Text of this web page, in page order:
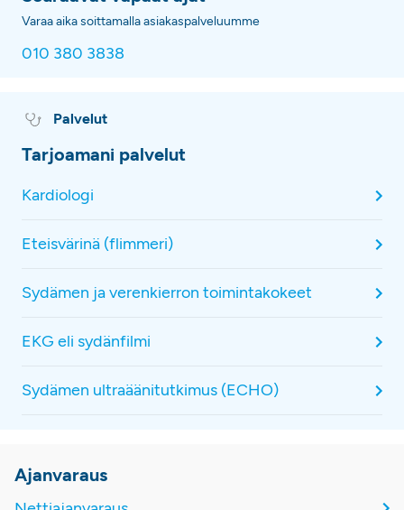
Varaa aika soittamalla asiakaspalveluumme
010 380 3838
Palvelut
Tarjoamani palvelut
Kardiologi
Eteisvärinä (flimmeri)
Sydämen ja verenkierron toimintakokeet
EKG eli sydänfilmi
Sydämen ultraäänitutkimus (ECHO)
Ajanvaraus